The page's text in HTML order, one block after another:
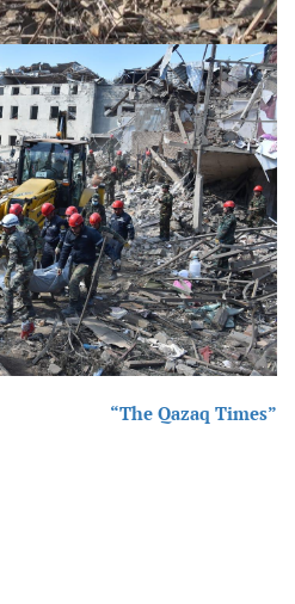
“The Qazaq Times”